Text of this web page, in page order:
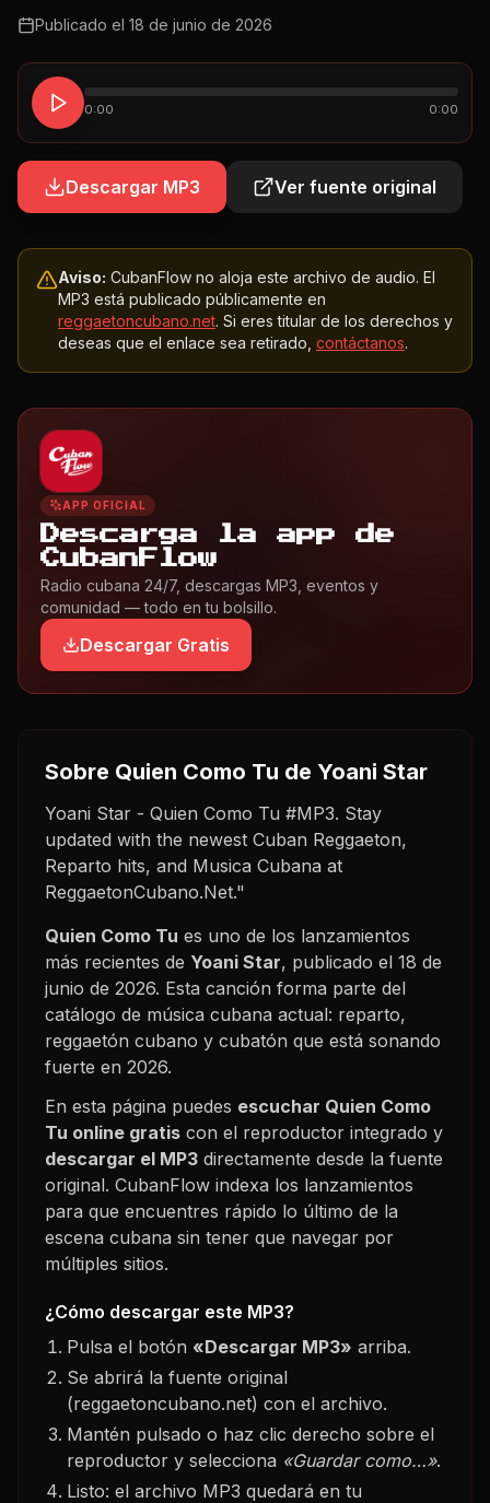
Publicado el 18 de junio de 2026
0:00 0:00
Descargar MP3 Ver fuente original
Aviso: CubanFlow no aloja este archivo de audio. El
MP3 está publicado públicamente en
reggaetoncubano.net. Si eres titular de los derechos y
deseas que el enlace sea retirado, contáctanos.
APP OFICIAL
Descarga la app de
CubanFlow
Radio cubana 24/7, descargas MP3, eventos y
comunidad — todo en tu bolsillo.
Descargar Gratis
Sobre Quien Como Tu de Yoani Star
Yoani Star - Quien Como Tu #MP3. Stay
updated with the newest Cuban Reggaeton,
Reparto hits, and Musica Cubana at
ReggaetonCubano.Net."
Quien Como Tu es uno de los lanzamientos
más recientes de Yoani Star, publicado el 18 de
junio de 2026. Esta canción forma parte del
catálogo de música cubana actual: reparto,
reggaetón cubano y cubatón que está sonando
fuerte en 2026.
En esta página puedes escuchar Quien Como
Tu online gratis con el reproductor integrado y
descargar el MP3 directamente desde la fuente
original. CubanFlow indexa los lanzamientos
para que encuentres rápido lo último de la
escena cubana sin tener que navegar por
múltiples sitios.
¿Cómo descargar este MP3?
Pulsa el botón «Descargar MP3» arriba.
Se abrirá la fuente original
(reggaetoncubano.net) con el archivo.
Mantén pulsado o haz clic derecho sobre el
reproductor y selecciona «Guardar como…».
Listo: el archivo MP3 quedará en tu